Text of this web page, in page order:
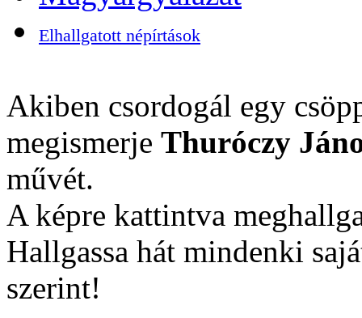
Elhallgatott népírtások
Akiben csordogál egy
megismerje Thuróczy
művét.
A képre kattintva
Hallgassa hát mindenki
szerint!